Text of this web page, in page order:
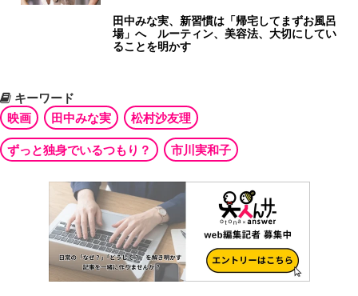
田中みな実、新習慣は「帰宅してまずお風呂
場」へ ルーティン、美容法、大切にしてい
ることを明かす
キーワード
映画
田中みな実 松村沙友理
ずっと独身でいるつもり？ 市川実和子